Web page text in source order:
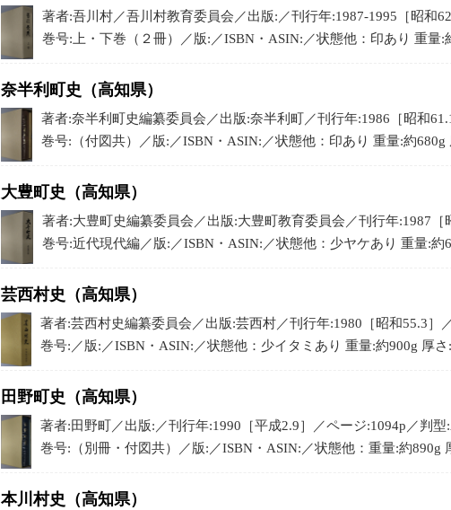
著者:吾川村／吾川村教育委員会／出版:／刊行年:1987-1995［昭和
巻号:上・下巻（２冊）／版:／ISBN・ASIN:／状態他：印あり 重量:
奈半利町史（高知県）
著者:奈半利町史編纂委員会／出版:奈半利町／刊行年:1986［昭和
巻号:（付図共）／版:／ISBN・ASIN:／状態他：印あり 重量:約680g
大豊町史（高知県）
著者:大豊町史編纂委員会／出版:大豊町教育委員会／刊行年:1987［
巻号:近代現代編／版:／ISBN・ASIN:／状態他：少ヤケあり 重量:約
芸西村史（高知県）
著者:芸西村史編纂委員会／出版:芸西村／刊行年:1980［昭和55.3］
巻号:／版:／ISBN・ASIN:／状態他：少イタミあり 重量:約900g 厚さ
田野町史（高知県）
著者:田野町／出版:／刊行年:1990［平成2.9］／ページ:1094p／判型
巻号:（別冊・付図共）／版:／ISBN・ASIN:／状態他：重量:約890g
本川村史（高知県）